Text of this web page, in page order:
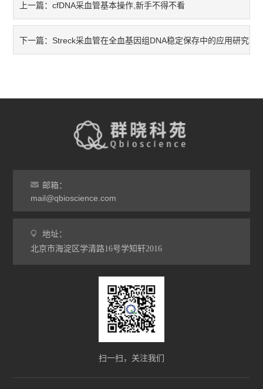
上一篇：cfDNA采血管基本操作,新手不得不看
下一篇： Streck采血管在全血基因组DNA稳定保存中的应用研究
邮箱：
mail@qbioscience.com
地址：
北京市海淀区学清路16号学知轩2016
扫一扫，关注我们